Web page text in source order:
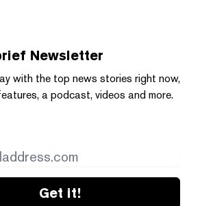
Newsletter
with the top news stories right now,
a podcast, videos and more.
Get it!